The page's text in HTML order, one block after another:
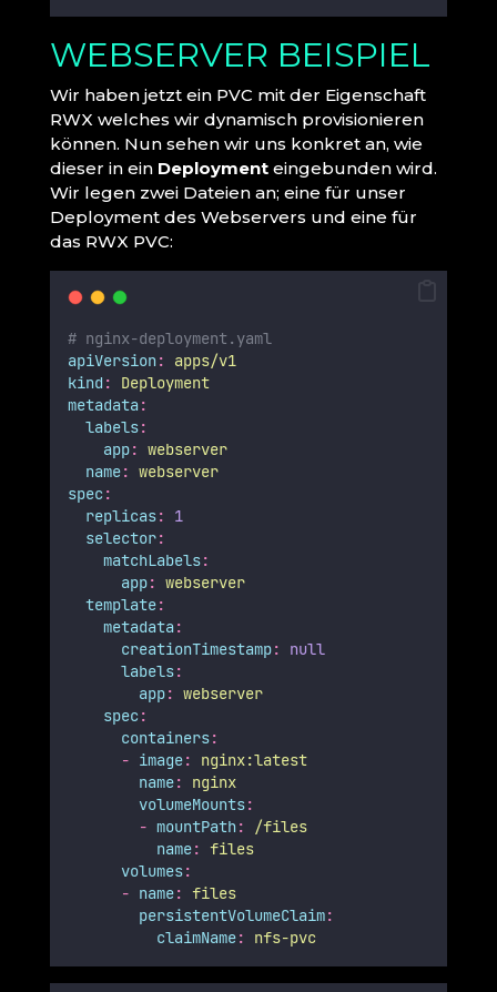
WEBSERVER BEISPIEL
Wir haben jetzt ein PVC mit der Eigenschaft
RWX welches wir dynamisch provisionieren
können. Nun sehen wir uns konkret an, wie
dieser in ein Deploymenteingebunden wird.
Wir legen zwei Dateien an; eine für unser
Deployment des Webservers und eine für
das RWX PVC:
# nginx-deployment.yaml
apiVersion:
apps/v1
kind :
Deployment
metadata:
labels:
app: webserver
name: webserver
spec :
replicas:
1
selector:
matchLabels:
app: webserver
template:
metadata:
creationTimestamp:
null
labels:
app: webserver
spec :
containers:
- image:
nginx:latest
name:
nginx
volumeMounts:
- mountPath:
/files
name: files
volumes:
- name: files
persistentVolumeClaim:
claimName: nfs-pvc